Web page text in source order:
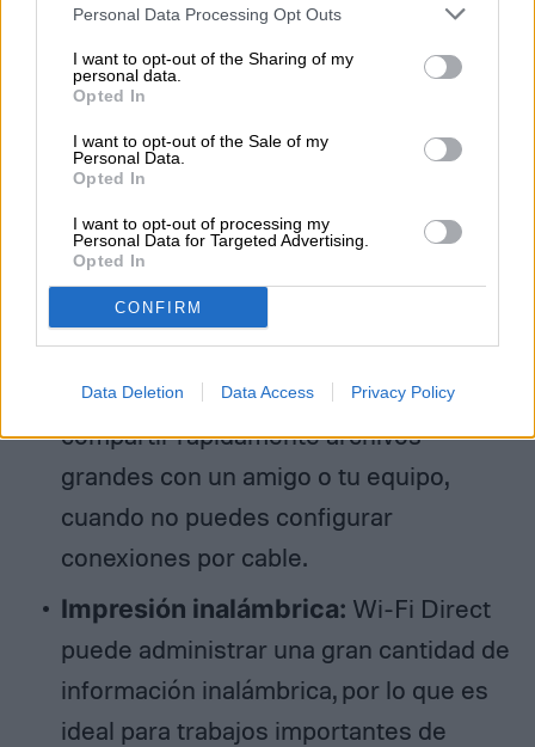
Personal Data Processing Opt Outs
I want to opt-out of the Sharing of my
personal data.
Opted In
I want to opt-out of the Sale of my
Personal Data.
Opted In
I want to opt-out of processing my
Personal Data for Targeted Advertising.
Opted In
CONFIRM
Data Deletion Data Access Privacy Policy
Uno de los usos más convenientes de Wi-Fi Direct es la impresión
inalámbrica.
Imagen utilizada con permiso del titular de los
derechos de autor
Actualmente algunos de los usos más
frecuentes de Wi-Fi Direct incluyen:
Intercambio rápido de archivos:Wi-
Fi Direct es una buena forma de
compartir rápidamente archivos
grandes con un amigo o tu equipo,
cuando no puedes configurar
conexiones por cable.
Impresión inalámbrica: Wi-Fi Direct
puede administrar una gran cantidad de
información inalámbrica, por lo que es
ideal para trabajos importantes de